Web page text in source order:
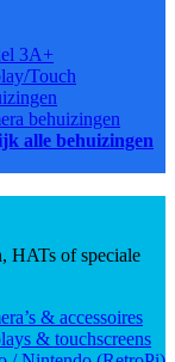
3A+
Touch
behuizingen
alle behuizingen
HATs of speciale
& accessoires
& touchscreens